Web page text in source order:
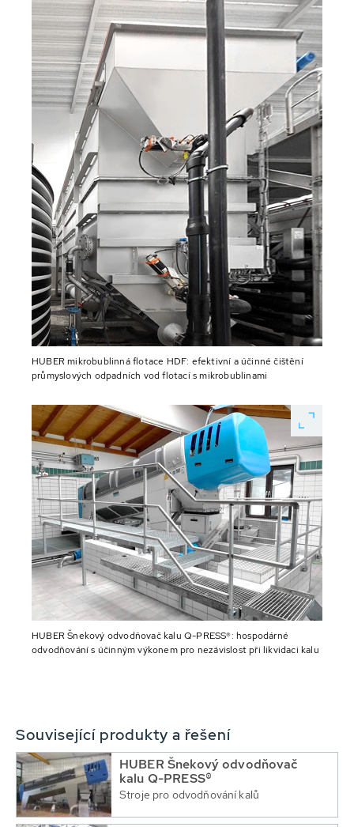
HUBER mikrobublinná flotace HDF: efektivní a účinné čištění
průmyslových odpadních vod flotací s mikrobublinami
HUBER Šnekový odvodňovač kalu Q-PRESS®: hospodárné
odvodňování s účinným výkonem pro nezávislost při likvidaci kalu
Související produkty a řešení
HUBER Šnekový odvodňovač
kalu Q-PRESS®
Stroje pro odvodňování kalů